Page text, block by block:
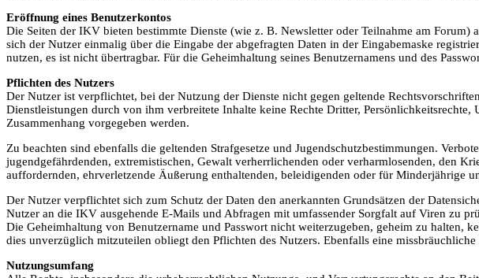
Eröffnung eines Benutzerkontos
Die Seiten der IKV bieten bestimmte Dienste (wie z. B. Newsletter oder Teilnahme am
sich der Nutzer einmalig über die Eingabe der abgefragten Daten in der Eingabemaske
nutzen, es ist nicht übertragbar. Für die Geheimhaltung seines Benutzernamens und des
Pflichten des Nutzers
Der Nutzer ist verpflichtet, bei der Nutzung der Dienste nicht gegen geltende
Dienstleistungen durch von ihm verbreitete Inhalte keine Rechte Dritter,
Zusammenhang vorgegeben werden.
Zu beachten sind ebenfalls die geltenden Strafgesetze und Jugendschutzbestimmungen.
jugendgefährdenden, extremistischen, Gewalt verherrlichenden oder verharmlosenden, den
auffordernden, ehrverletzende Äußerung enthaltenden, beleidigenden oder für Minderjährige
Der Nutzer verpflichtet sich zum Schutz der Daten den anerkannten Grundsätzen der
Nutzer an die IKV ausgehende E-Mails und Abfragen mit umfassender Sorgfalt auf Viren zu
Die Geheimhaltung von Benutzername und Passwort nicht weiterzugeben, geheim zu
dies unverzüglich mitzuteilen obliegt den Pflichten des Nutzers. Ebenfalls eine
Nutzungsumfang